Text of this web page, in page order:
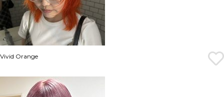
Vivid Orange